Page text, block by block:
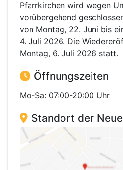
Pfarrkirchen wird wegen
vorübergehend
von Montag, 22. Juni bis
4. Juli 2026. Die
Montag, 6. Juli 2026 statt.
Öffnungszeiten
Mo-Sa: 07:00-20:00 Uhr
Standort der